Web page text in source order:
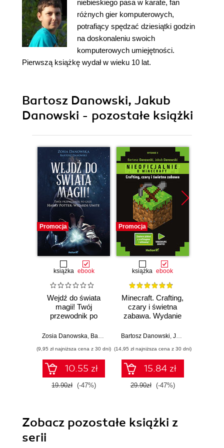
niebieskiego pasa w karate, fan
różnych gier komputerowych,
potrafiący spędzać dziesiątki godzin
na doskonaleniu swoich
komputerowych umiejętności.
Pierwszą książkę wydał w wieku 10 lat.
Bartosz Danowski, Jakub
Danowski - pozostałe książki
Promocja
książka ebook
Wejdź do świata
magii! Twój
przewodnik po
Wizards Unite
Zosia Danowska Bartosz Danowski
(9,95 zł najniższa cena z 30 dni)
10.55 zł
19.90zł (-47%)
Promocja
książka ebook
Minecraft. Crafting,
czary i świetna
zabawa. Wydanie
Bartosz Danowski Jakub Danowski
(14,95 zł najniższa cena z 30 dni)
15.84 zł
29.90zł (-47%)
Zobacz pozostałe książki z
serii